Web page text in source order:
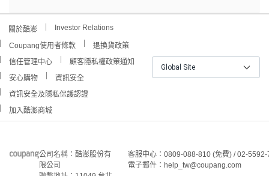
關於酷澎 Investor Relations
Coupang使用者條款
退換貨政策
信任管理中心
顧客隱私權政策通知
安心購物
資訊安全
資訊安全及隱私保護認證
加入酷澎商城
Global Site
公司名稱：酷澎股份有
限公司
客服中心：0809-088-810 (免費) / 02-
電子郵件：help_tw@coupang.com